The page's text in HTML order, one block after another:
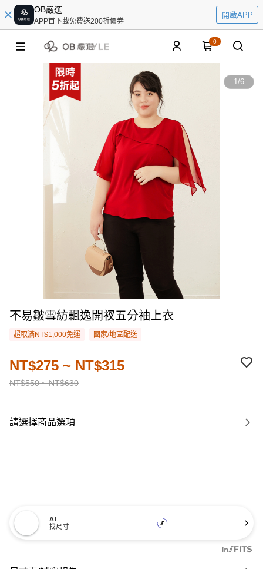
OB嚴選
APP首下載免費送200折價券
開啟APP
0
1/6
不易皺雪紡飄逸開衩五分袖上衣
超取滿NT$1,000免運 國家/地區配送
NT$550 ~ NT$630
NT$275 ~ NT$315
請選擇商品選項
AI
找尺寸